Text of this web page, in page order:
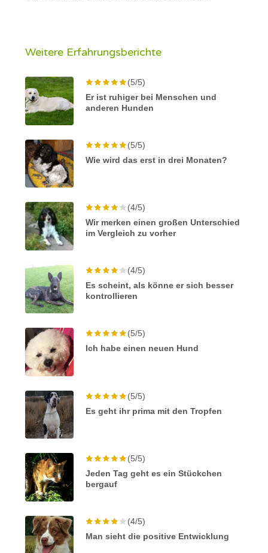
Weitere Erfahrungsberichte
(5/5)
Er ist ruhiger bei Menschen und
anderen Hunden
(5/5)
Wie wird das erst in drei Monaten?
(4/5)
Wir merken einen großen Unterschied
im Vergleich zu vorher
(4/5)
Es scheint, als könne er sich besser
kontrollieren
(5/5)
Ich habe einen neuen Hund
(5/5)
Es geht ihr prima mit den Tropfen
(5/5)
Jeden Tag geht es ein Stückchen
bergauf
(4/5)
Man sieht die positive Entwicklung